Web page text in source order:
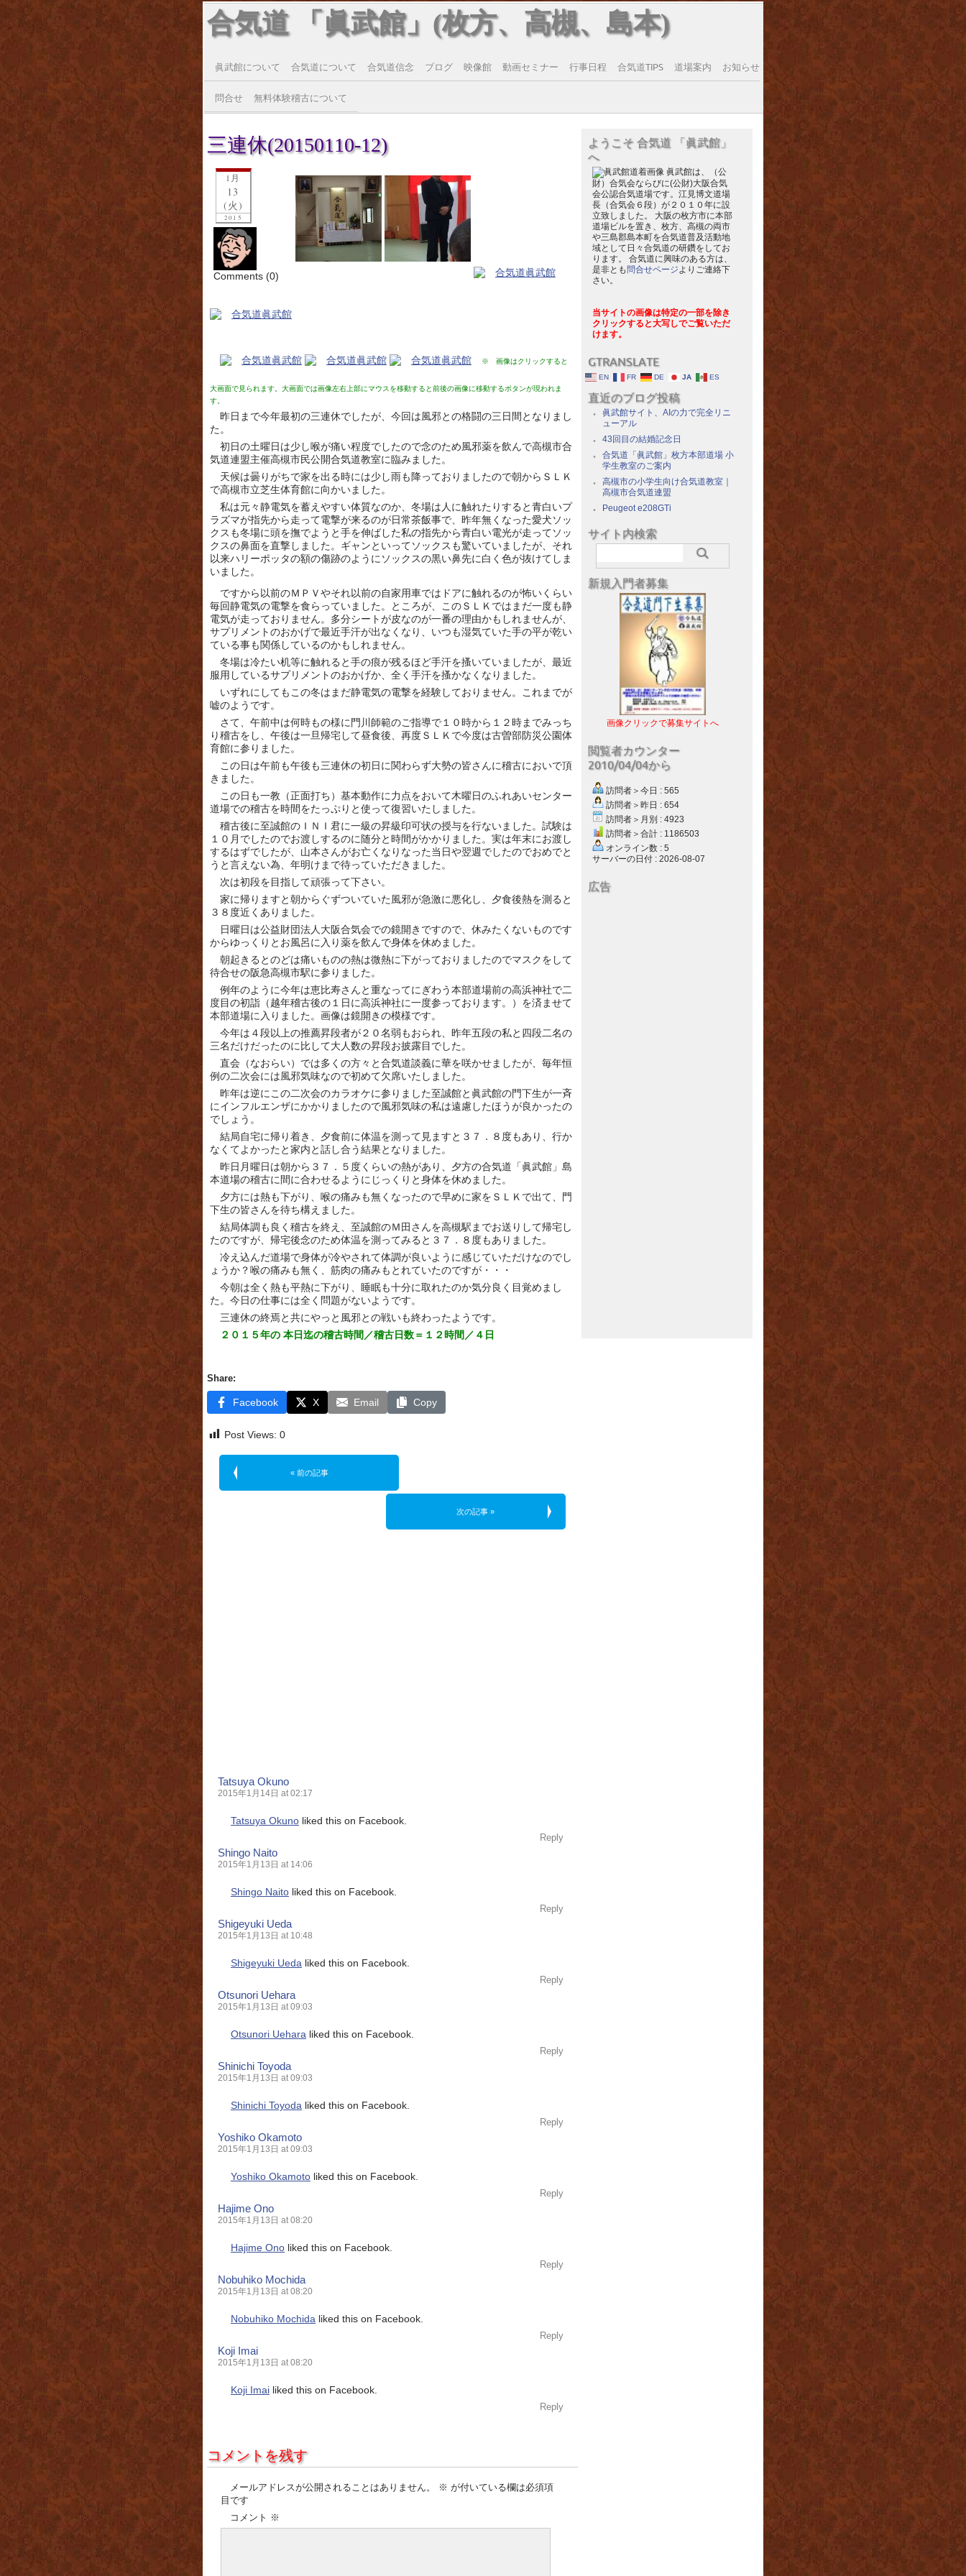
合気道 「眞武館」(枚方、高槻、島本)
眞武館について 合気道について 合気道信念 ブログ 映像館 動画セミナー 行事日程 合気道TIPS 道場案内 お知らせ
問合せ 無料体験稽古について
三連休(20150110-12)
1月
13
(火)
2015
Comments (0)
※ 画像はクリックすると
大画面で見られます。大画面では画像左右上部にマウスを移動すると前後の画像に移動するボタンが現われま
す。
昨日まで今年最初の三連休でしたが、今回は風邪との格闘の三日間となりまし
た。
初日の土曜日は少し喉が痛い程度でしたので念のため風邪薬を飲んで高槻市合
気道連盟主催高槻市民公開合気道教室に臨みました。
天候は曇りがちで家を出る時には少し雨も降っておりましたので朝からＳＬＫ
で高槻市立芝生体育館に向かいました。
私は元々静電気を蓄えやすい体質なのか、冬場は人に触れたりすると青白いプ
ラズマが指先から走って電撃が来るのが日常茶飯事で、昨年無くなった愛犬ソッ
クスも冬場に頭を撫でようと手を伸ばした私の指先から青白い電光が走ってソッ
クスの鼻面を直撃しました。ギャンといってソックスも驚いていましたが、それ
以来ハリーポッタの額の傷跡のようにソックスの黒い鼻先に白く色が抜けてしま
いました。
ですから以前のＭＰＶやそれ以前の自家用車ではドアに触れるのが怖いくらい
毎回静電気の電撃を食らっていました。ところが、このＳＬＫではまだ一度も静
電気が走っておりません。多分シートが皮なのが一番の理由かもしれませんが、
サプリメントのおかげで最近手汗が出なくなり、いつも湿気ていた手の平が乾い
ている事も関係しているのかもしれません。
冬場は冷たい机等に触れると手の痕が残るほど手汗を搔いていましたが、最近
服用しているサプリメントのおかげか、全く手汗を搔かなくなりました。
いずれにしてもこの冬はまだ静電気の電撃を経験しておりません。これまでが
嘘のようです。
さて、午前中は何時もの様に門川師範のご指導で１０時から１２時までみっち
り稽古をし、午後は一旦帰宅して昼食後、再度ＳＬＫで今度は古曽部防災公園体
育館に参りました。
この日は午前も午後も三連休の初日に関わらず大勢の皆さんに稽古においで頂
きました。
この日も一教（正面打ち）基本動作に力点をおいて木曜日のふれあいセンター
道場での稽古を時間をたっぷりと使って復習いたしました。
稽古後に至誠館のＩＮＩ君に一級の昇級印可状の授与を行ないました。試験は
１０月でしたのでお渡しするのに随分と時間がかかりました。実は年末にお渡し
するはずでしたが、山本さんがお亡くなりなった当日や翌週でしたのでおめでと
うと言えない為、年明けまで待っていただきました。
次は初段を目指して頑張って下さい。
家に帰りますと朝からぐずついていた風邪が急激に悪化し、夕食後熱を測ると
３８度近くありました。
日曜日は公益財団法人大阪合気会での鏡開きですので、休みたくないものです
からゆっくりとお風呂に入り薬を飲んで身体を休めました。
朝起きるとのどは痛いものの熱は微熱に下がっておりましたのでマスクをして
待合せの阪急高槻市駅に参りました。
例年のように今年は恵比寿さんと重なってにぎわう本部道場前の高浜神社で二
度目の初詣（越年稽古後の１日に高浜神社に一度参っております。）を済ませて
本部道場に入りました。画像は鏡開きの模様です。
今年は４段以上の推薦昇段者が２０名弱もおられ、昨年五段の私と四段二名の
三名だけだったのに比して大人数の昇段お披露目でした。
直会（なおらい）では多くの方々と合気道談義に華を咲かせましたが、毎年恒
例の二次会には風邪気味なので初めて欠席いたしました。
昨年は逆にこの二次会のカラオケに参りました至誠館と眞武館の門下生が一斉
にインフルエンザにかかりましたので風邪気味の私は遠慮したほうが良かったの
でしょう。
結局自宅に帰り着き、夕食前に体温を測って見ますと３７．８度もあり、行か
なくてよかったと家内と話し合う結果となりました。
昨日月曜日は朝から３７．５度くらいの熱があり、夕方の合気道「眞武館」島
本道場の稽古に間に合わせるようにじっくりと身体を休めました。
夕方には熱も下がり、喉の痛みも無くなったので早めに家をＳＬＫで出て、門
下生の皆さんを待ち構えました。
結局体調も良く稽古を終え、至誠館のＭ田さんを高槻駅までお送りして帰宅し
たのですが、帰宅後念のため体温を測ってみると３７．８度もありました。
冷え込んだ道場で身体が冷やされて体調が良いように感じていただけなのでし
ょうか？喉の痛みも無く、筋肉の痛みもとれていたのですが・・・
今朝は全く熱も平熱に下がり、睡眠も十分に取れたのか気分良く目覚めまし
た。今日の仕事には全く問題がないようです。
三連休の終焉と共にやっと風邪との戦いも終わったようです。
２０１５年の 本日迄の稽古時間／稽古日数＝１２時間／４日
Share:
Facebook X Email Copy
Post Views: 0
« 前の記事
次の記事 »
Tatsuya Okuno
2015年1月14日 at 02:17
Tatsuya Okuno liked this on Facebook.
Reply
Shingo Naito
2015年1月13日 at 14:06
Shingo Naito liked this on Facebook.
Reply
Shigeyuki Ueda
2015年1月13日 at 10:48
Shigeyuki Ueda liked this on Facebook.
Reply
Otsunori Uehara
2015年1月13日 at 09:03
Otsunori Uehara liked this on Facebook.
Reply
Shinichi Toyoda
2015年1月13日 at 09:03
Shinichi Toyoda liked this on Facebook.
Reply
Yoshiko Okamoto
2015年1月13日 at 09:03
Yoshiko Okamoto liked this on Facebook.
Reply
Hajime Ono
2015年1月13日 at 08:20
Hajime Ono liked this on Facebook.
Reply
Nobuhiko Mochida
2015年1月13日 at 08:20
Nobuhiko Mochida liked this on Facebook.
Reply
Koji Imai
2015年1月13日 at 08:20
Koji Imai liked this on Facebook.
Reply
コメントを残す
メールアドレスが公開されることはありません。 ※ が付いている欄は必須項
目です
コメント ※
ようこそ 合気道 「眞武館」
へ
眞武館は、（公
財）合気会ならびに(公財)大阪合気
会公認合気道場です。江見博文道場
長（合気会６段）が２０１０年に設
立致しました。 大阪の枚方市に本部
道場ビルを置き、枚方、高槻の両市
や三島郡島本町を合気道普及活動地
域として日々合気道の研鑽をしてお
ります。 合気道に興味のある方は、
是非とも 問合せページよりご連絡下
さい。
当サイトの画像は特定の一部を除き
クリックすると大写しでご覧いただ
けます。
GTRANSLATE
EN FR DE JA ES
直近のブログ投稿
眞武館サイト、AIの力で完全リニ
ューアル
43回目の結婚記念日
合気道「眞武館」枚方本部道場 小
学生教室のご案内
高槻市の小学生向け合気道教室｜
高槻市合気道連盟
Peugeot e208GTi
サイト内検索
新規入門者募集
画像クリックで募集サイトへ
閲覧者カウンター
2010/04/04から
訪問者＞今日 : 565
訪問者＞昨日 : 654
訪問者＞月別 : 4923
訪問者＞合計 : 1186503
オンライン数 : 5
サーバーの日付 : 2026-08-07
広告